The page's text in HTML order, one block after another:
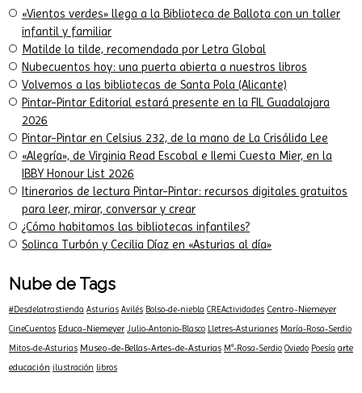
«Vientos verdes» llega a la Biblioteca de Ballota con un taller
infantil y familiar
Matilde la tilde, recomendada por Letra Global
Nubecuentos hoy: una puerta abierta a nuestros libros
Volvemos a las bibliotecas de Santa Pola (Alicante)
Pintar-Pintar Editorial estará presente en la FIL Guadalajara
2026
Pintar-Pintar en Celsius 232, de la mano de La Crisálida Lee
«Alegría», de Virginia Read Escobal e Ilemi Cuesta Mier, en la
IBBY Honour List 2026
Itinerarios de lectura Pintar-Pintar: recursos digitales gratuitos
para leer, mirar, conversar y crear
¿Cómo habitamos las bibliotecas infantiles?
Solinca Turbón y Cecilia Díaz en «Asturias al día»
Nube de Tags
#Desdelatrastienda Asturias Avilés Bolso-de-niebla CREActividades Centro-Niemeyer
CineCuentos Educa-Niemeyer Julio-Antonio-Blasco Lletres-Asturianes María-Rosa-Serdio
Mitos-de-Asturias Museo-de-Bellas-Artes-de-Asturias Mª-Rosa-Serdio Oviedo Poesía arte
educación ilustración libros